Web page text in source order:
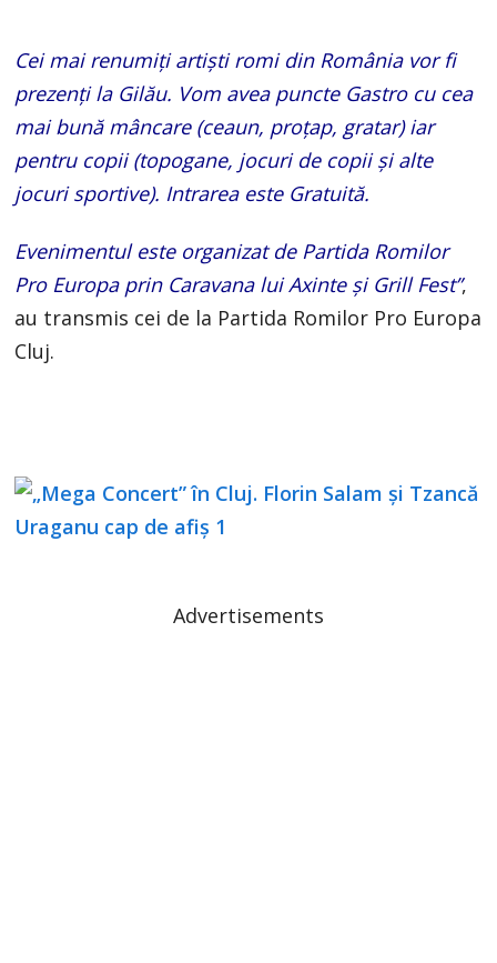
Cei mai renumiți artiști romi din România vor fi
prezenți la Gilău. Vom avea puncte Gastro cu cea
mai bună mâncare (ceaun, proțap, gratar) iar
pentru copii (topogane, jocuri de copii și alte
jocuri sportive). Intrarea este Gratuită.
Evenimentul este organizat de Partida Romilor
Pro Europa prin Caravana lui Axinte și Grill Fest”,
au transmis cei de la Partida Romilor Pro Europa
Cluj.
Advertisements